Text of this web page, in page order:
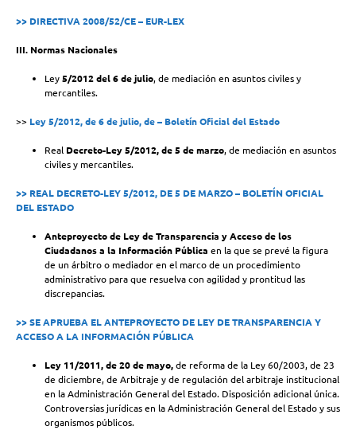
>> DIRECTIVA 2008/52/CE – EUR-LEX
III. Normas Nacionales
Ley5/2012 del 6 de julio, de mediación en asuntos civiles y
mercantiles.
>> Ley 5/2012, de 6 de julio, de – Boletín Oficial del Estado
Real Decreto-Ley 5/2012, de 5 de marzo, de mediación en asuntos
civiles y mercantiles.
>> REAL DECRETO-LEY 5/2012, DE 5 DE MARZO – BOLETÍN OFICIAL
DEL ESTADO
Anteproyecto de Ley de Transparencia y Acceso de los
Ciudadanos a la Información Pública en la que se prevé la figura
de un árbitro o mediador en el marco de un procedimiento
administrativo para que resuelva con agilidad y prontitud las
discrepancias.
>> SE APRUEBA EL ANTEPROYECTO DE LEY DE TRANSPARENCIA Y
ACCESO A LA INFORMACIÓN PÚBLICA
Ley 11/2011, de 20 de mayo,de reforma de la Ley 60/2003, de 23
de diciembre, de Arbitraje y de regulación del arbitraje institucional
en la Administración General del Estado. Disposición adicional única.
Controversias jurídicas en la Administración General del Estado y sus
organismos públicos.